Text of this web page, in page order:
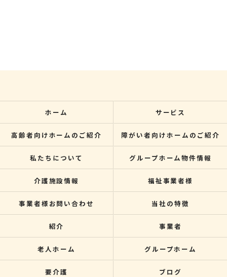
ホーム サービス
高齢者向けホームのご紹介 障がい者向けホームのご紹介
私たちについて グループホーム物件情報
介護施設情報 福祉事業者様
事業者様お問い合わせ 当社の特徴
紹介 事業者
老人ホーム グループホーム
要介護 ブログ